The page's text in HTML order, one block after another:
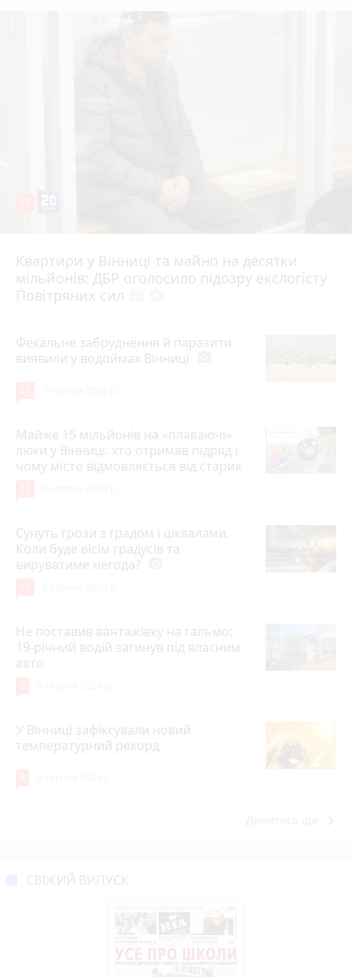
Квартири у Вінниці та майно на десятки
мільйонів: ДБР оголосило підозру екслогісту
Повітряних сил
6 серпня 2026 р.
Фекальне забруднення й паразити
виявили у водоймах Вінниці
Майже 15 мільйонів на «плаваючі»
люки у Вінниці: хто отримав підряд і
чому місто відмовляється від старих
Сунуть грози з градом і шквалами.
Коли буде вісім градусів та
вируватиме негода?
Не поставив вантажівку на гальмо:
19-річний водій загинув під власним
авто
У Вінниці зафіксували новий
температурний рекорд